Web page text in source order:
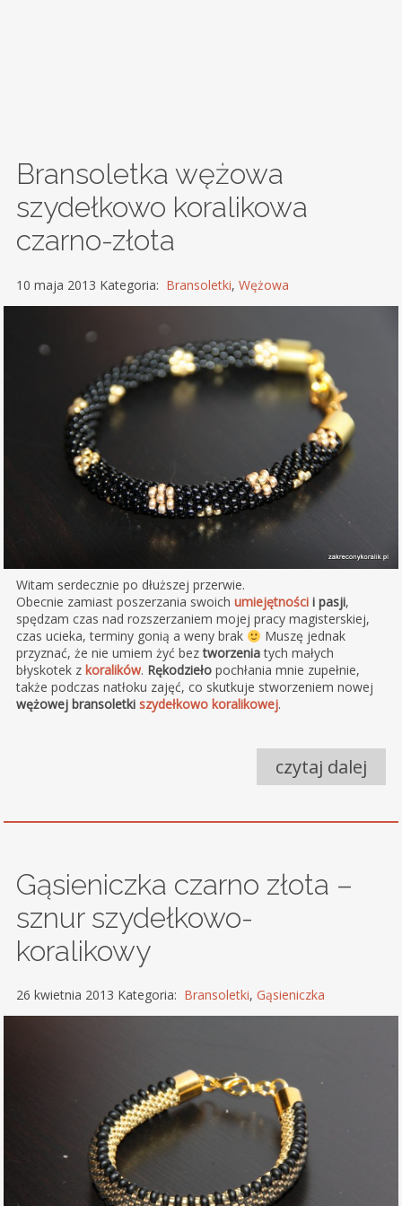
Bransoletka wężowa
szydełkowo koralikowa
czarno-złota
10 maja 2013 Kategoria: Bransoletki, Wężowa
Witam serdecznie po dłuższej przerwie.
Obecnie zamiast poszerzania swoich umiejętnościi pasji,
spędzam czas nad rozszerzaniem mojej pracy magisterskiej,
czas ucieka, terminy gonią a weny brak
Muszę jednak
przyznać, że nie umiem żyć beztworzeniatych małych
błyskotek z koralików. Rękodziełopochłania mnie zupełnie,
także podczas natłoku zajęć, co skutkuje stworzeniem nowej
wężowej bransoletki szydełkowo koralikowej.
czytaj dalej
Gąsieniczka czarno złota –
sznur szydełkowo-
koralikowy
26 kwietnia 2013 Kategoria: Bransoletki, Gąsieniczka